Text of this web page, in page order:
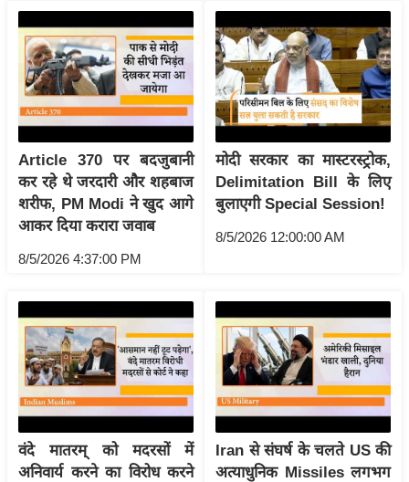
ए
म
आ
र
.
आ
ई
.
य
र
स
मी
क्षा
ध
र्म
ज्यो
Article 370 पर बदजुबानी
कर रहे थे जरदारी और शहबाज
शरीफ, PM Modi ने खुद आगे
आकर दिया करारा जवाब
8/5/2026 4:37:00 PM
मोदी सरकार का मास्टरस्ट्रोक,
Delimitation Bill के लिए
बुलाएगी Special Session!
8/5/2026 12:00:00 AM
वंदे मातरम् को मदरसों में
अनिवार्य करने का विरोध करने
Iran से संघर्ष के चलते US की
अत्याधुनिक Missiles लगभग